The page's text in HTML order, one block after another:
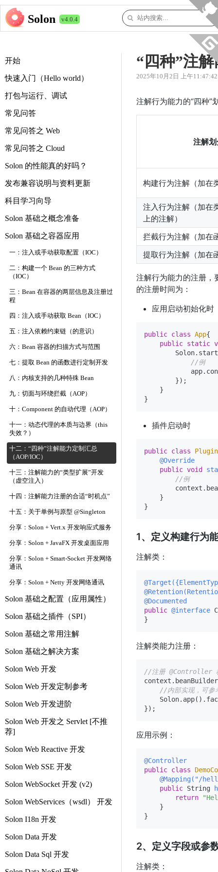
Solon v4.0.4
开始
快速入门（Hello world）
打包与运行、调试
常见问答
常见问答之 Web
常见问答之 Cloud
Solon 的性能真的好吗？
发布兼容说明与资料更新
科目学习向导
Solon 基础之概念准备
Solon 基础之容器应用
一：注入或手动获取配置（IOC）
二：构建一个 Bean 的三种方式
（IOC）
三：Bean 在容器的两层信息及注册过
程
四：注入或手动获取 Bean（IOC）
五：注入依赖约束链（的意识）
六：Bean 容器的扫描方式与范围
七：提取 Bean 的函数进行定制开发
八：内核支持的几种特殊 Bean
九：切面与环绕拦截（AOP）
十：Component 的自动代理（AOP）
十一：动态代理的本质与边界（this
失效？）
十二：“四种”注解能力定制汇总
（AOP/IOC）
十三：注解能力的“类型扩展”开发
（虚空注入）
十四：注解能力注册的合适“时机点”
十五：关于单例与原型 @Singleton
分享：Solon + Vert.x 开发响应式服务
分享：Solon + JavaFX 开发桌面应用
分享：Solon + Smart-Socket 开发网络
通讯
分享：Solon + Netty 开发网络通讯
Solon 基础之配置（应用属性）
Solon 基础之插件（SPI）
Solon 基础之常用注解
Solon 基础之解决方案
Solon Web 开发
Solon Web 开发定制参考
Solon Web 开发进阶
Solon Web 开发之 Servlet [不推
荐]
Solon Web Reactive 开发
Solon Web SSE 开发
Solon WebSocket 开发 (v2)
Solon WebServices（wsdl） 开发
Solon I18n 开发
Solon Data 开发
Solon Data Sql 开发
“四种”注
2025年10月2日 上午11:47:42
注解行为能力的“四种”
注解
构建行为注解（加在
注入行为注解（加在
上的注解）
拦截行为注解（加在
提取行为注解（加在
注解行为能力的注册，
的注册时间为：
应用启动初始化时
public class App{
public static
//例
        });
    }
插件启动时
public class
@Override
public void
//例
    }
1、定义构建行为
注解类：
@Documented
public @interface
注解类能力注册：
//注册 @Controller
//内部实现，可参
应用示例：
@Controller
public class
@Mapping("/
public String
return
    }
2、定义字段或参
注解类：